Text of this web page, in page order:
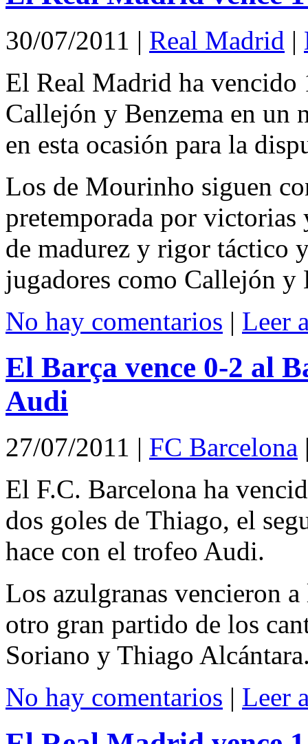
30/07/2011 | Real Madrid |
El Real Madrid ha vencido
Callejón y Benzema en un
en esta ocasión para la
Los de Mourinho siguen
pretemporada por victorias
de madurez y rigor táctico
jugadores como Callejón y
No hay comentarios | Leer
El Barça vence 0-2 al
Audi
27/07/2011 | FC Barcelona
El F.C. Barcelona ha
dos goles de Thiago, el
hace con el trofeo Audi.
Los azulgranas vencieron
otro gran partido de los
Soriano y Thiago
No hay comentarios | Leer